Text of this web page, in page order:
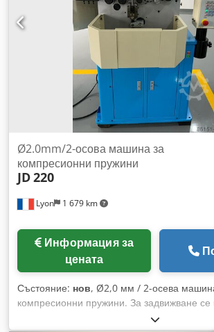
Lyon 1 679 km
Ø2.0mm/2-осова машина за
компресионни пружини
JD220
Информация за
цената
Състояние: нов, Ø2,0 мм / 2-осева
компресионни пружини. За задвижване се
ексцентрик (кам-драйв). Dksdjlf Ek Dopfx